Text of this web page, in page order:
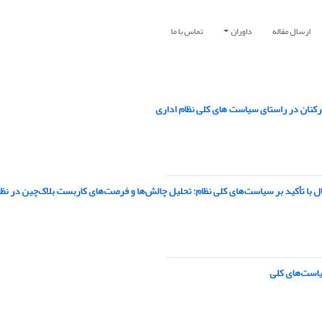
ارسال مقاله داوران تماس با ما
در راستای سیاست های کلی نظام اداری
با تأکید بر سیاست‌های کلی نظام: تحلیل چالش‌ها و فرصت‌های کاربست بلاک‌چین در
کلی